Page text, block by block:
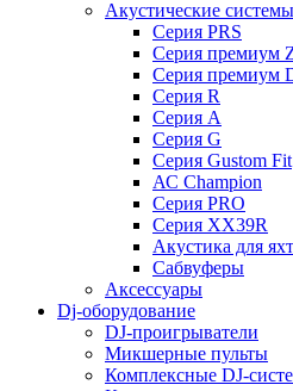
Акустические системы
Cерия PRS
Cерия премиум
Cерия премиум
Cерия R
Cерия A
Cерия G
Cерия Gustom Fit
АС Champion
Cерия PRO
Cерия XX39R
Акустика для яхт
Сабвуферы
Аксессуары
Dj-оборудование
DJ-проигрыватели
Микшерные пульты
Комплексные DJ-